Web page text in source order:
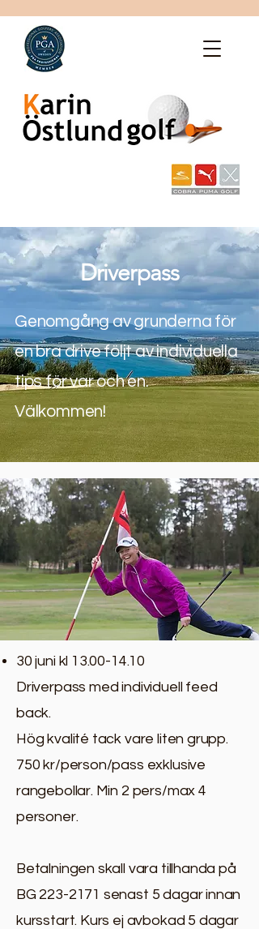
Driverpass
Genomgång av grunderna för
en bra drive följt av individuella
tips för var och en.
Välkommen!
30 juni kl 13.00-14.10
Driverpass med individuell feed
back.
Hög kvalité tack vare liten grupp.
750 kr/person/pass exklusive
rangebollar. Min 2 pers/max 4
personer.
Betalningen skall vara tillhanda på
BG 223-2171 senast 5 dagar innan
kursstart. Kurs ej avbokad 5 dagar